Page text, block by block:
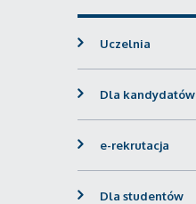
Uczelnia
Dla kandydatów
e-rekrutacja
Dla studentów